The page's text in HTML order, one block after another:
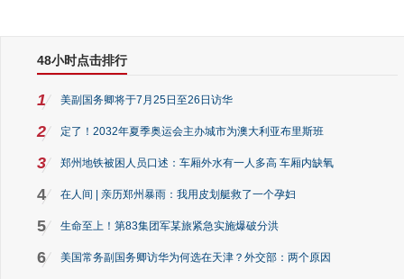
48小时点击排行
1 美副国务卿将于7月25日至26日访华
2 定了！2032年夏季奥运会主办城市为澳大利亚布里斯班
3 郑州地铁被困人员口述：车厢外水有一人多高 车厢内缺氧
4 在人间 | 亲历郑州暴雨：我用皮划艇救了一个孕妇
5 生命至上！第83集团军某旅紧急实施爆破分洪
6 美国常务副国务卿访华为何选在天津？外交部：两个原因